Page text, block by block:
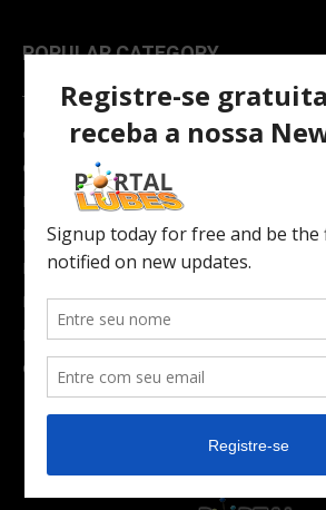
POPULAR CATEGORY
TOPNEWS
Carro e Moto
Carro
Notícias
Indústria
Moto
Economia
Newsletter
Carros Verdes e Novas tecnologias